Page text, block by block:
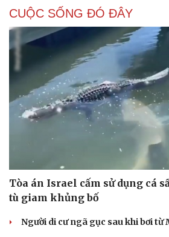
CUỘC SỐNG ĐÓ ĐÂY
Tòa án Israel cấm sử dụng cá
tù giam khủng bố
Người di cư ngã gục sau khi bơi từ